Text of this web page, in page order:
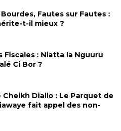
Fautes sur Fautes :
t-il mieux ?
Fiscales : Niatta la Nguuru
Ci Bor ?
Diallo : Le Parquet de
fait appel des non-